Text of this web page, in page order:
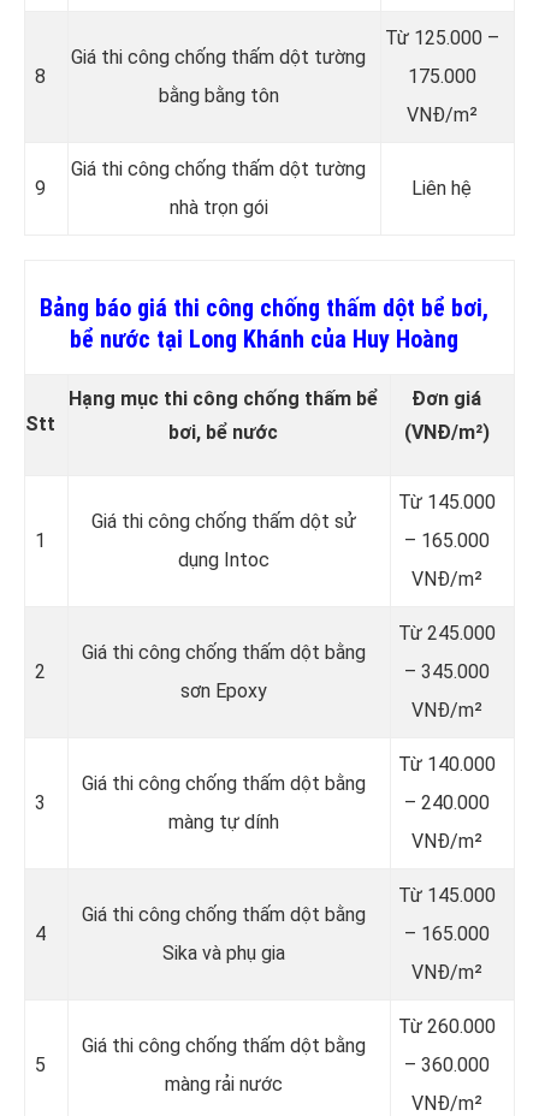
8
Giá thi công chống thấm dột tường
bằng bằng tôn
Từ 125.000 –
175.000
VNĐ/m²
9
Giá thi công chống thấm dột tường
nhà trọn gói
Liên hệ
Bảng báo giá thi công chống thấm dột bể bơi,
bể nước tại Long Khánh của Huy Hoàng
Stt
Hạng mục thi công chống thấm bể
bơi, bể nước
Đơn giá
(VNĐ/m²)
1
Giá thi công chống thấm dột sử
dụng Intoc
Từ 145.000
– 165.000
VNĐ/m²
2
Giá thi công chống thấm dột bằng
sơn Epoxy
Từ 245.000
– 345.000
VNĐ/m²
3
Giá thi công chống thấm dột bằng
màng tự dính
Từ 140.000
– 240.000
VNĐ/m²
4
Giá thi công chống thấm dột bằng
Sika và phụ gia
Từ 145.000
– 165.000
VNĐ/m²
5
Giá thi công chống thấm dột bằng
màng rải nước
Từ 260.000
– 360.000
VNĐ/m²